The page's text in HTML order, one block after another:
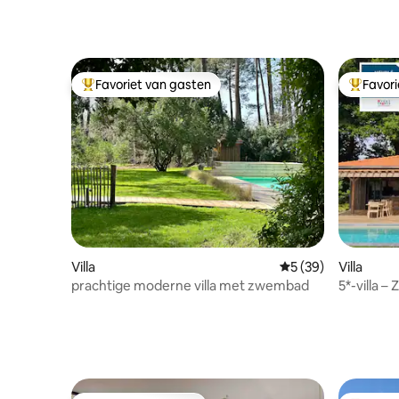
Topfavoriet van gasten
Favoriet van gasten
Villa Gemiddelde
5 (39)
prachtige moderne villa met zwembad
Villa
5*-villa –